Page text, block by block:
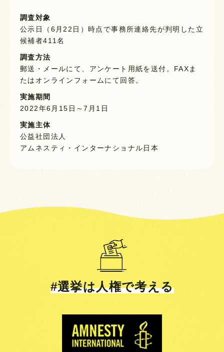
調査対象
公示日（6月22日）時点で事務所連絡先が判明した立
候補者411名
調査方法
郵送・メールにて、アンケート用紙を送付。FAXま
たはオンラインフォームにて回答。
実施期間
2022年6月15日～7月1日
実施主体
公益社団法人
アムネスティ・インターナショナル日本
#選挙は人権で考える